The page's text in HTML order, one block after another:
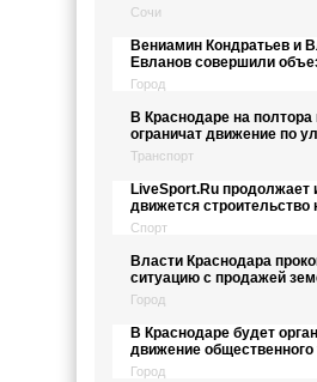
Сочи
Вениамин Кондратьев и
Евланов совершили
Город
В Краснодаре на полтора
ограничат движение по
Транспорт
LiveSport.Ru продолжает
движется строительство
Спорт
Власти Краснодара
ситуацию с продажей
Город
В Краснодаре будет
движение общественного
Город